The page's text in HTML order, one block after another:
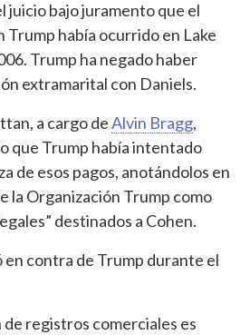
juicio bajo juramento que el
Trump había ocurrido en Lake
Trump ha negado haber
extramarital con Daniels.
a cargo deAlvin Bragg,
que Trump había intentado
de esos pagos, anotándolos en
la Organización Trump como
destinados a Cohen.
en contra de Trump durante el
de registros comerciales es